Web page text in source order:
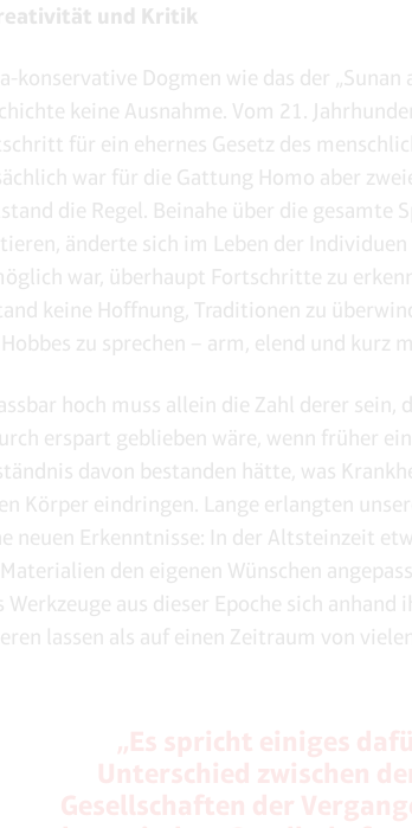
und Kritik
konservative Dogmen wie das der „Sunan
keine Ausnahme. Vom 21.
für ein ehernes Gesetz des
war für die Gattung Homo aber
die Regel. Beinahe über die gesamte
änderte sich im Leben der Individuen
war, überhaupt Fortschritte zu
keine Hoffnung, Traditionen zu
zu sprechen – arm, elend und kurz
hoch muss allein die Zahl derer sein,
erspart geblieben wäre, wenn früher
davon bestanden hätte, was
Körper eindringen. Lange erlangten
neuen Erkenntnisse: In der Altsteinzeit
den eigenen Wünschen
Werkzeuge aus dieser Epoche sich
lassen als auf einen Zeitraum von